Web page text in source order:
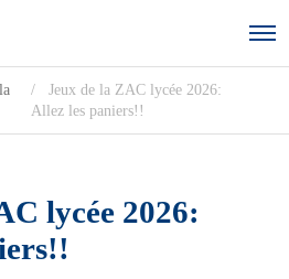
Jeux de la ZAC lycée 2026:
Allez les paniers!!
lycée 2026: